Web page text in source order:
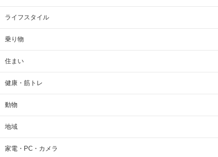
ライフスタイル
乗り物
住まい
健康・筋トレ
動物
地域
家電・PC・カメラ